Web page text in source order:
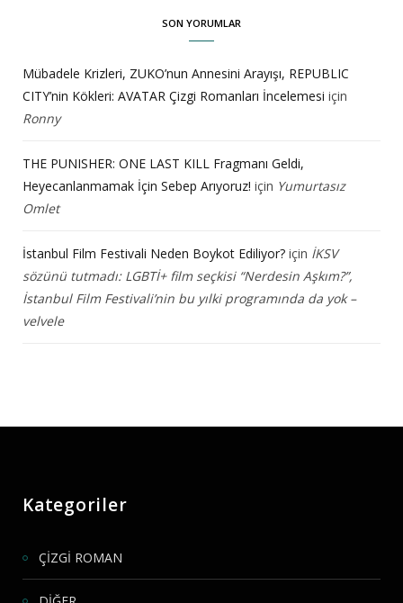
SON YORUMLAR
Mübadele Krizleri, ZUKO’nun Annesini Arayışı, REPUBLIC
CITY’nin Kökleri: AVATAR Çizgi Romanları İncelemesi için
Ronny
THE PUNISHER: ONE LAST KILL Fragmanı Geldi,
Heyecanlanmamak İçin Sebep Arıyoruz! için Yumurtasız
Omlet
İstanbul Film Festivali Neden Boykot Ediliyor? için İKSV
sözünü tutmadı: LGBTİ+ film seçkisi “Nerdesin Aşkım?”,
İstanbul Film Festivali’nin bu yılki programında da yok –
velvele
Kategoriler
ÇİZGİ ROMAN